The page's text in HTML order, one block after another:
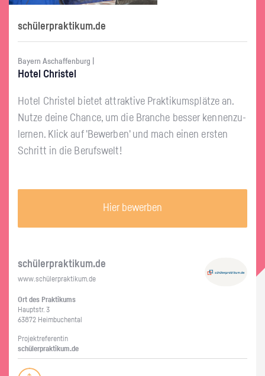
schülerpraktikum.de
Bayern Aschaffenburg |
Hotel Chris­tel
Hotel Chris­tel bie­tet at­trak­ti­ve Prak­ti­kums­plät­ze an.
Nutze deine Chan­ce, um die Bran­che bes­ser ken­nen­zu­
ler­nen. Klick auf 'Be­wer­ben' und mach einen ers­ten
Schritt in die Be­rufs­welt!
Hier bewerben
schü­ler­prak­ti­kum.de
www.​schüler​prak​tiku​m.​de
Ort des Prak­ti­kums
Haupt­str. 3
63872 Heim­bu­chen­tal
Pro­jekt­re­fe­ren­tin
schü­ler­prak­ti­kum.de